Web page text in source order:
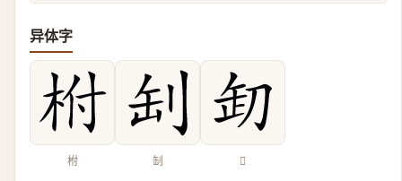
异体字
柎 㓡 𠛺